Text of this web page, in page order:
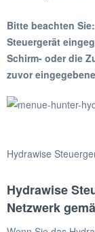
Bitte beachten
Steuergerät
Schirm- oder die
zuvor
Hydrawise
Hydrawise
Netzwerk